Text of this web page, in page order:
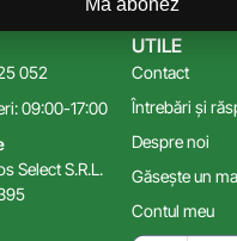
Mă abonez
UTILE
Contact
Întrebări și
Despre noi
Găsește un
Contul meu
052
09:00-17:00
Select S.R.L.